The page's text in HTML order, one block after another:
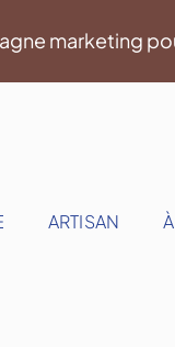
marketing
ARTISAN